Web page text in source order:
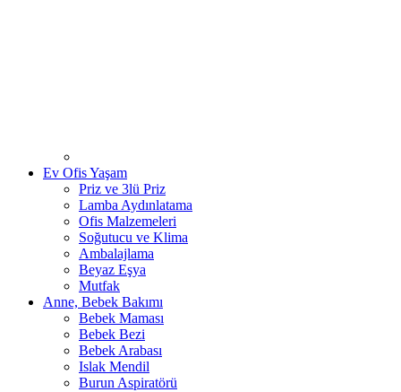
Ev Ofis Yaşam
Priz ve 3lü Priz
Lamba Aydınlatama
Ofis Malzemeleri
Soğutucu ve Klima
Ambalajlama
Beyaz Eşya
Mutfak
Anne, Bebek Bakımı
Bebek Maması
Bebek Bezi
Bebek Arabası
Islak Mendil
Burun Aspiratörü